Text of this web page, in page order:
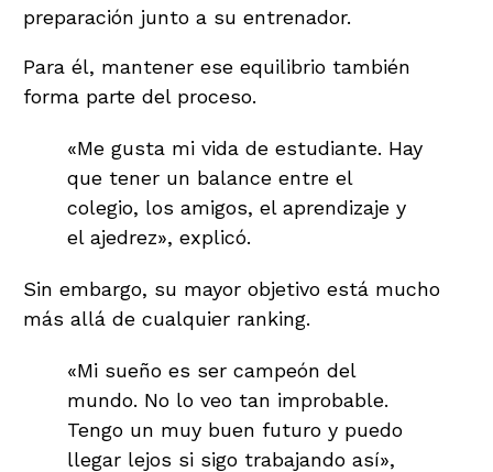
preparación junto a su entrenador.
Para él, mantener ese equilibrio también
forma parte del proceso.
«Me gusta mi vida de estudiante. Hay
que tener un balance entre el
colegio, los amigos, el aprendizaje y
el ajedrez», explicó.
Sin embargo, su mayor objetivo está mucho
más allá de cualquier ranking.
«Mi sueño es ser campeón del
mundo. No lo veo tan improbable.
Tengo un muy buen futuro y puedo
llegar lejos si sigo trabajando así»,